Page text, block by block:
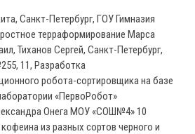
Санкт-Петербург, ГОУ Гимназия
терраформирование Марса
Тиханов Сергей, Санкт-Петербург,
11, Разработка
робота-сортировщика на базе
«ПервоРобот»
Онега МОУ «СОШ№4» 10
из разных сортов черного и